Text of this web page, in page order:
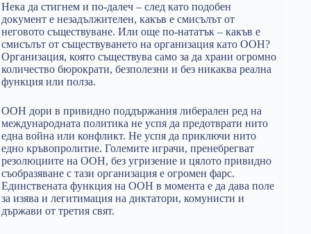
Нека да стигнем и по-далеч – след като подобен
документ е незадължителен, какъв е смисълът от
неговото съществуване. Или още по-нататък – какъв е
смисълът от съществуването на организация като ООН?
Организация, която съществува само за да храни огромно
количество бюрократи, безполезни и без никаква реална
функция или полза.
ООН дори в привидно поддържания либерален ред на
международната политика не успя да предотврати нито
една война или конфликт. Не успя да приключи нито
едно кръвопролитие. Големите играчи, пренебрегват
резолюциите на ООН, без угризение и цялото привидно
съобразяване с тази организация е огромен фарс.
Единствената функция на ООН в момента е да дава поле
за изява и легитимация на диктатори, комунисти и
държави от третия свят.